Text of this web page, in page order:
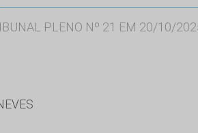
PLENO Nº 21 EM 20/10/